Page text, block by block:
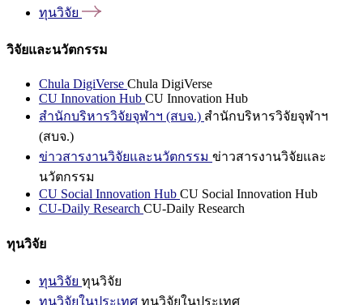
ทุนวิจัย
วิจัยและนวัตกรรม
Chula DigiVerse Chula DigiVerse
CU Innovation Hub CU Innovation Hub
สำนักบริหารวิจัยจุฬาฯ (สบจ.) สำนักบริหารวิจัยจุฬาฯ
(สบจ.)
ข่าวสารงานวิจัยและนวัตกรรม ข่าวสารงานวิจัยและ
นวัตกรรม
CU Social Innovation Hub CU Social Innovation Hub
CU-Daily Research CU-Daily Research
ทุนวิจัย
ทุนวิจัย ทุนวิจัย
ทุนวิจัยในประเทศ ทุนวิจัยในประเทศ